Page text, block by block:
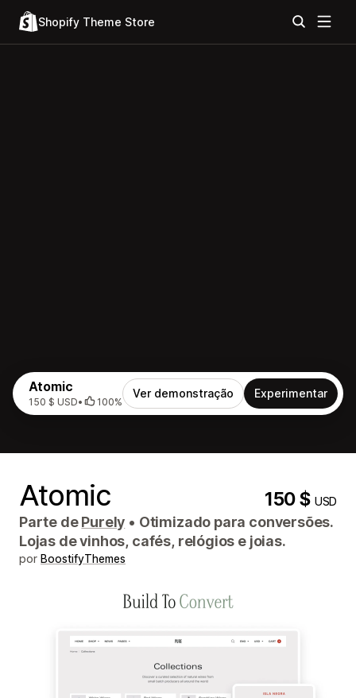
Shopify Theme Store
Atomic
150 $ USD• 100%
Ver demonstração Experimentar
Atomic 150 $USD
Parte dePurely • Otimizado para conversões.
Lojas de vinhos, cafés, relógios e joias.
por BoostifyThemes